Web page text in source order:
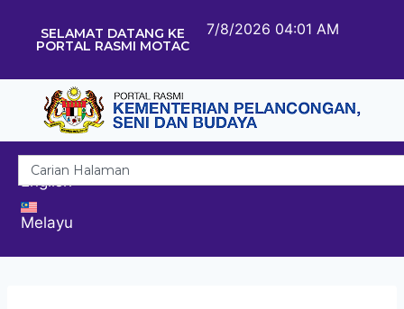
SELAMAT DATANG KE
PORTAL RASMI MOTAC
7/8/2026 04:01 AM
English
Melayu